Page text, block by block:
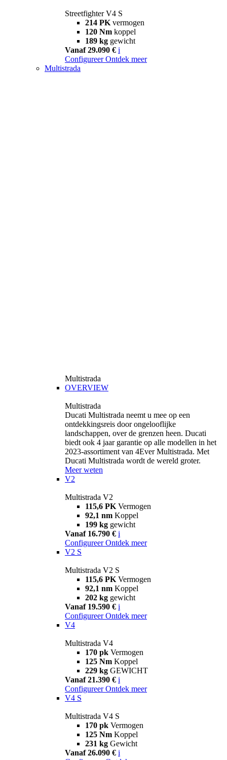
Streetfighter V4 S
214 PK vermogen
120 Nm koppel
189 kg gewicht
Vanaf 29.090 € i
Configureer Ontdek meer
Multistrada
Multistrada
OVERVIEW
Multistrada
Ducati Multistrada neemt u mee op een
ontdekkingsreis door ongelooflijke
landschappen, over de grenzen heen. Ducati
biedt ook 4 jaar garantie op alle modellen in het
2023-assortiment van 4Ever Multistrada. Met
Ducati Multistrada wordt de wereld groter.
Meer weten
V2
Multistrada V2
115,6 PK Vermogen
92,1 nm Koppel
199 kg gewicht
Vanaf 16.790 € i
Configureer Ontdek meer
V2 S
Multistrada V2 S
115,6 PK Vermogen
92,1 nm Koppel
202 kg gewicht
Vanaf 19.590 € i
Configureer Ontdek meer
V4
Multistrada V4
170 pk Vermogen
125 Nm Koppel
229 kg GEWICHT
Vanaf 21.390 € i
Configureer Ontdek meer
V4 S
Multistrada V4 S
170 pk Vermogen
125 Nm Koppel
231 kg Gewicht
Vanaf 26.090 € i